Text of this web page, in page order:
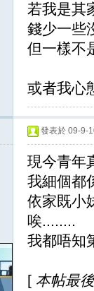
若我是其
錢少一些
但一樣不
或者我心
發表於 09-9-
現今青年
我細個都
依家既小
唉........
我都唔知
[ 本帖最